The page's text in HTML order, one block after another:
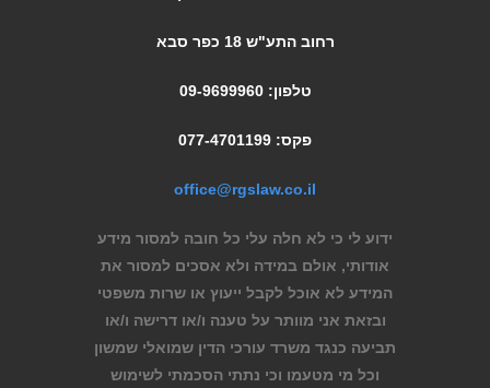
רחוב התע"ש 18 כפר סבא
טלפון: 09-9699960
פקס: 077-4701199
office@rgslaw.co.il
ידוע לי כי לא חלה עלי כל חובה למסור מידע
אודותי, אולם במידה ולא אסכים למסור את
המידע לא אוכל לקבל ייעוץ או שרות משפטי
ובזאת אני מוותר על טענה ו/או דרישה ו/או
תביעה כנגד משרד עורכי הדין שמואלי שמשון
וכל מי מטעמו וכי נתתי הסכמתי לשימוש